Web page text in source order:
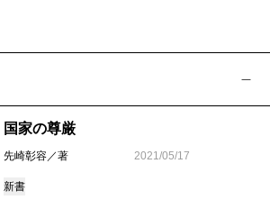
国家の尊厳
先崎彰容／著 2021/05/17
新書